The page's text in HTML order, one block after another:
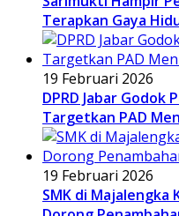
Terapkan Gaya
19 Februari 2026
DPRD Jabar Godok
Targetkan PAD
19 Februari 2026
SMK di Majalengka